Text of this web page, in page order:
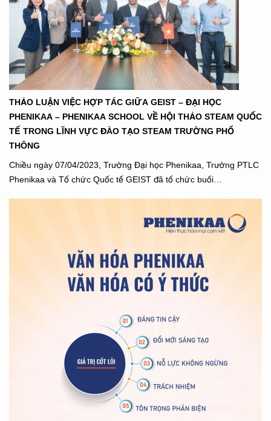
THẢO LUẬN VIỆC HỢP TÁC GIỮA GEIST – ĐẠI HỌC
PHENIKAA – PHENIKAA SCHOOL VỀ HỘI THẢO STEAM QUỐC
TẾ TRONG LĨNH VỰC ĐÀO TẠO STEAM TRƯỜNG PHỔ
THÔNG
Chiều ngày 07/04/2023, Trường Đại học Phenikaa, Trường PTLC
Phenikaa và Tổ chức Quốc tế GEIST đã tổ chức buổi…